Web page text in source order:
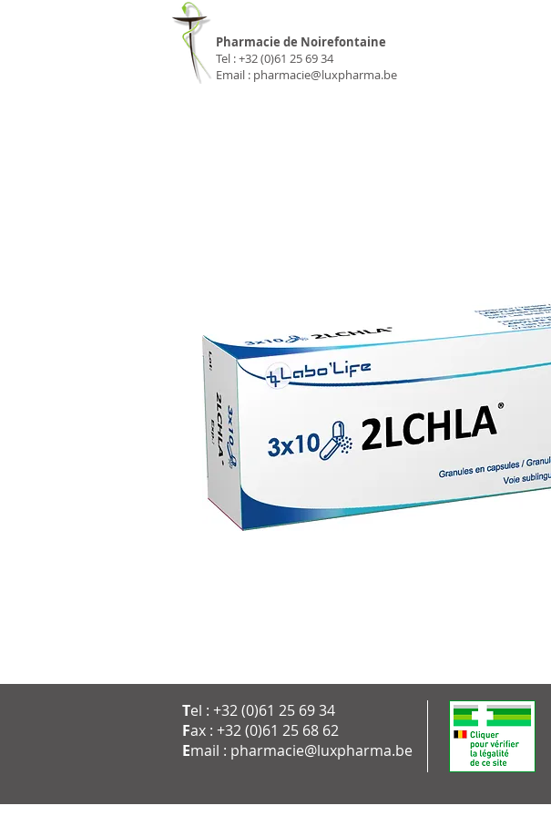
Pharmacie de Noirefontaine
Tel : +32 (0)61 25 69 34
Email : pharmacie@luxpharma.be
Tel : +32 (0)61 25 69 34
Fax : +32 (0)61 25 68 62
Email : pharmacie@luxpharma.be